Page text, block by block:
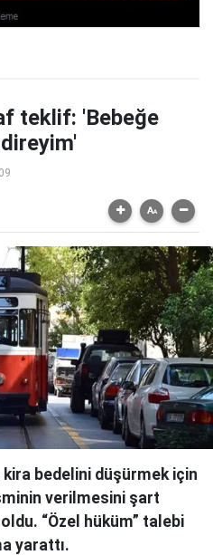
teklif: 'Bebeğe
kira bedelini düşürmek için
verilmesini şart
“Özel hüküm” talebi
yarattı.